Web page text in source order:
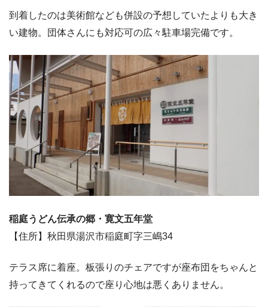
到着したのは美術館なども併設の予想していたよりも大き
い建物。団体さんにも対応可の広々駐車場完備です。
稲庭うどん伝承の郷・寛文五年堂
【住所】秋田県湯沢市稲庭町字三嶋34
テラス席に着座。板張りのチェアですが座布団をちゃんと
持ってきてくれるので座り心地は悪くありません。